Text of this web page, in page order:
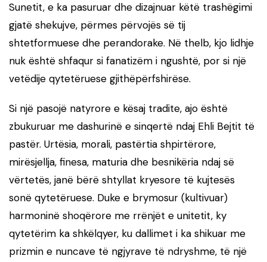
Sunetit, e ka pasuruar dhe dizajnuar këtë trashëgimi
gjatë shekujve, përmes përvojës së tij
shtetformuese dhe perandorake. Në thelb, kjo lidhje
nuk është shfaqur si fanatizëm i ngushtë, por si një
vetëdije qytetëruese gjithëpërfshirëse.
Si një pasojë natyrore e kësaj tradite, ajo është
zbukuruar me dashurinë e sinqertë ndaj Ehli Bejtit të
pastër. Urtësia, morali, pastërtia shpirtërore,
mirësjellja, finesa, maturia dhe besnikëria ndaj së
vërtetës, janë bërë shtyllat kryesore të kujtesës
sonë qytetëruese. Duke e brymosur (kultivuar)
harmoninë shoqërore me rrënjët e unitetit, ky
qytetërim ka shkëlqyer, ku dallimet i ka shikuar me
prizmin e nuncave të ngjyrave të ndryshme, të një